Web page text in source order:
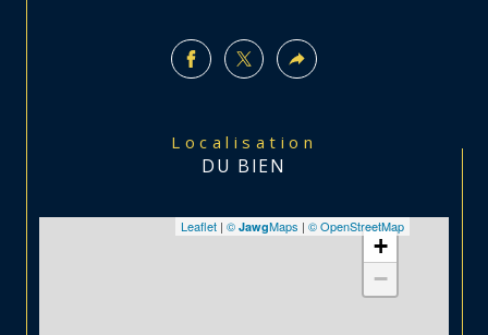
Localisation
DU BIEN
+
−
Leaflet | © JawgMaps | © OpenStreetMap